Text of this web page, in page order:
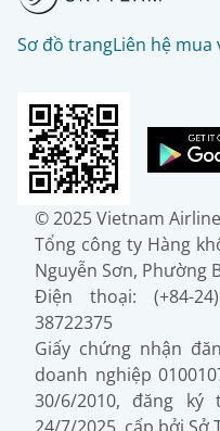
Sơ đồ trangLiên hệ mua
© 2025 Vietnam
Tổng công ty Hàng
Nguyễn Sơn, Phường
Điện thoại: (+84-
38722375
Giấy chứng nhận
doanh nghiệp
30/6/2010, đăng